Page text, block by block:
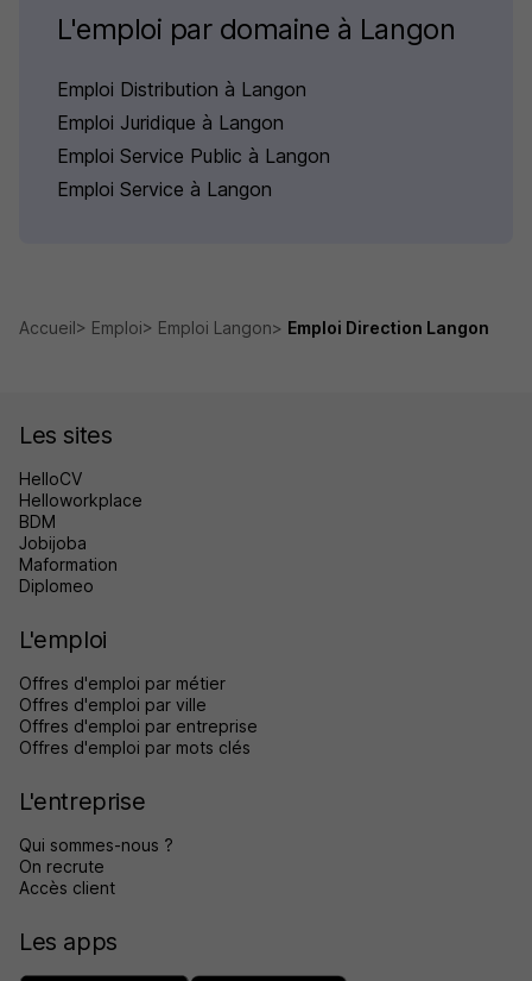
L'emploi par domaine à Langon
Emploi Distribution à Langon
Emploi Juridique à Langon
Emploi Service Public à Langon
Emploi Service à Langon
Accueil Emploi Emploi Langon Emploi Direction Langon
Les sites
HelloCV
Helloworkplace
BDM
Jobijoba
Maformation
Diplomeo
L'emploi
Offres d'emploi par métier
Offres d'emploi par ville
Offres d'emploi par entreprise
Offres d'emploi par mots clés
L'entreprise
Qui sommes-nous ?
On recrute
Accès client
Les apps